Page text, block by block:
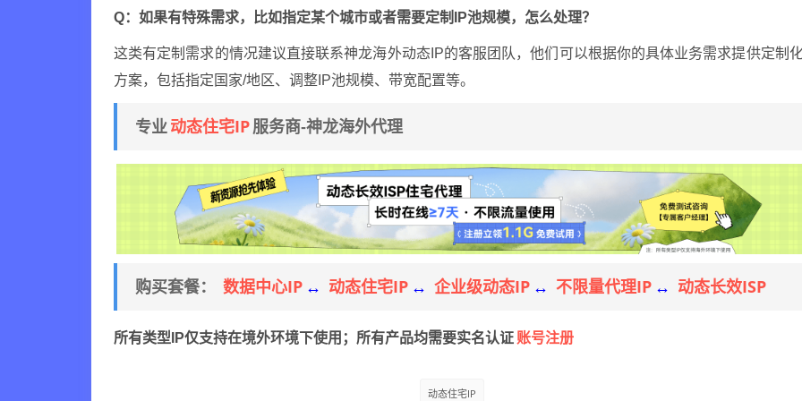
Q：如果有特殊需求，比如指定某个城市或者需要定制IP池规模，怎么处理？
这类有定制需求的情况建议直接联系神龙海外动态IP的客服团队，他们可以根据你的具体业务需求提供定制
方案，包括指定国家/地区、调整IP池规模、带宽配置等。
专业 动态住宅IP 服务商-神龙海外代理
购买套餐： 数据中心IP ↔ 动态住宅IP ↔ 企业级动态IP ↔ 不限量代理IP ↔ 动态长效ISP
所有类型IP仅支持在境外环境下使用；所有产品均需要实名认证账号注册
动态住宅IP